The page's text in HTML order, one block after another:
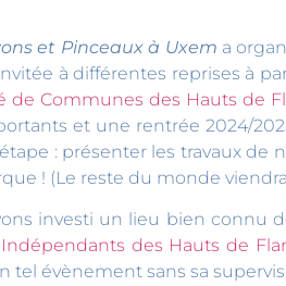
et Pinceaux à Uxem a
à différentes reprises à
de Communes des Hauts de
et une rentrée 2024/
: présenter les travaux
! (Le reste du monde
investi un lieu bien connu
des Hauts de
tel évènement sans sa